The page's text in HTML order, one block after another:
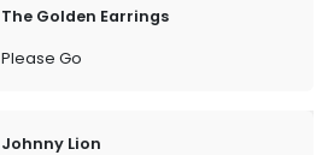
The Golden Earrings
Please Go
Johnny Lion